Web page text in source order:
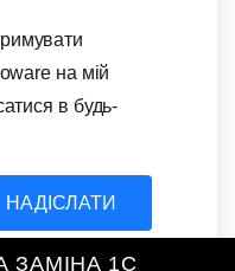
на мій
в будь-
НАДІСЛАТИ
ЗАМІНА 1С